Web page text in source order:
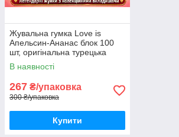
Жувальна гумка Love is
Апельсин-Ананас блок 100
шт, оригінальна турецька
жуйка Лав із з вкладишами в
коробці
В наявності
267 ₴/упаковка
300 ₴/упаковка
Купити